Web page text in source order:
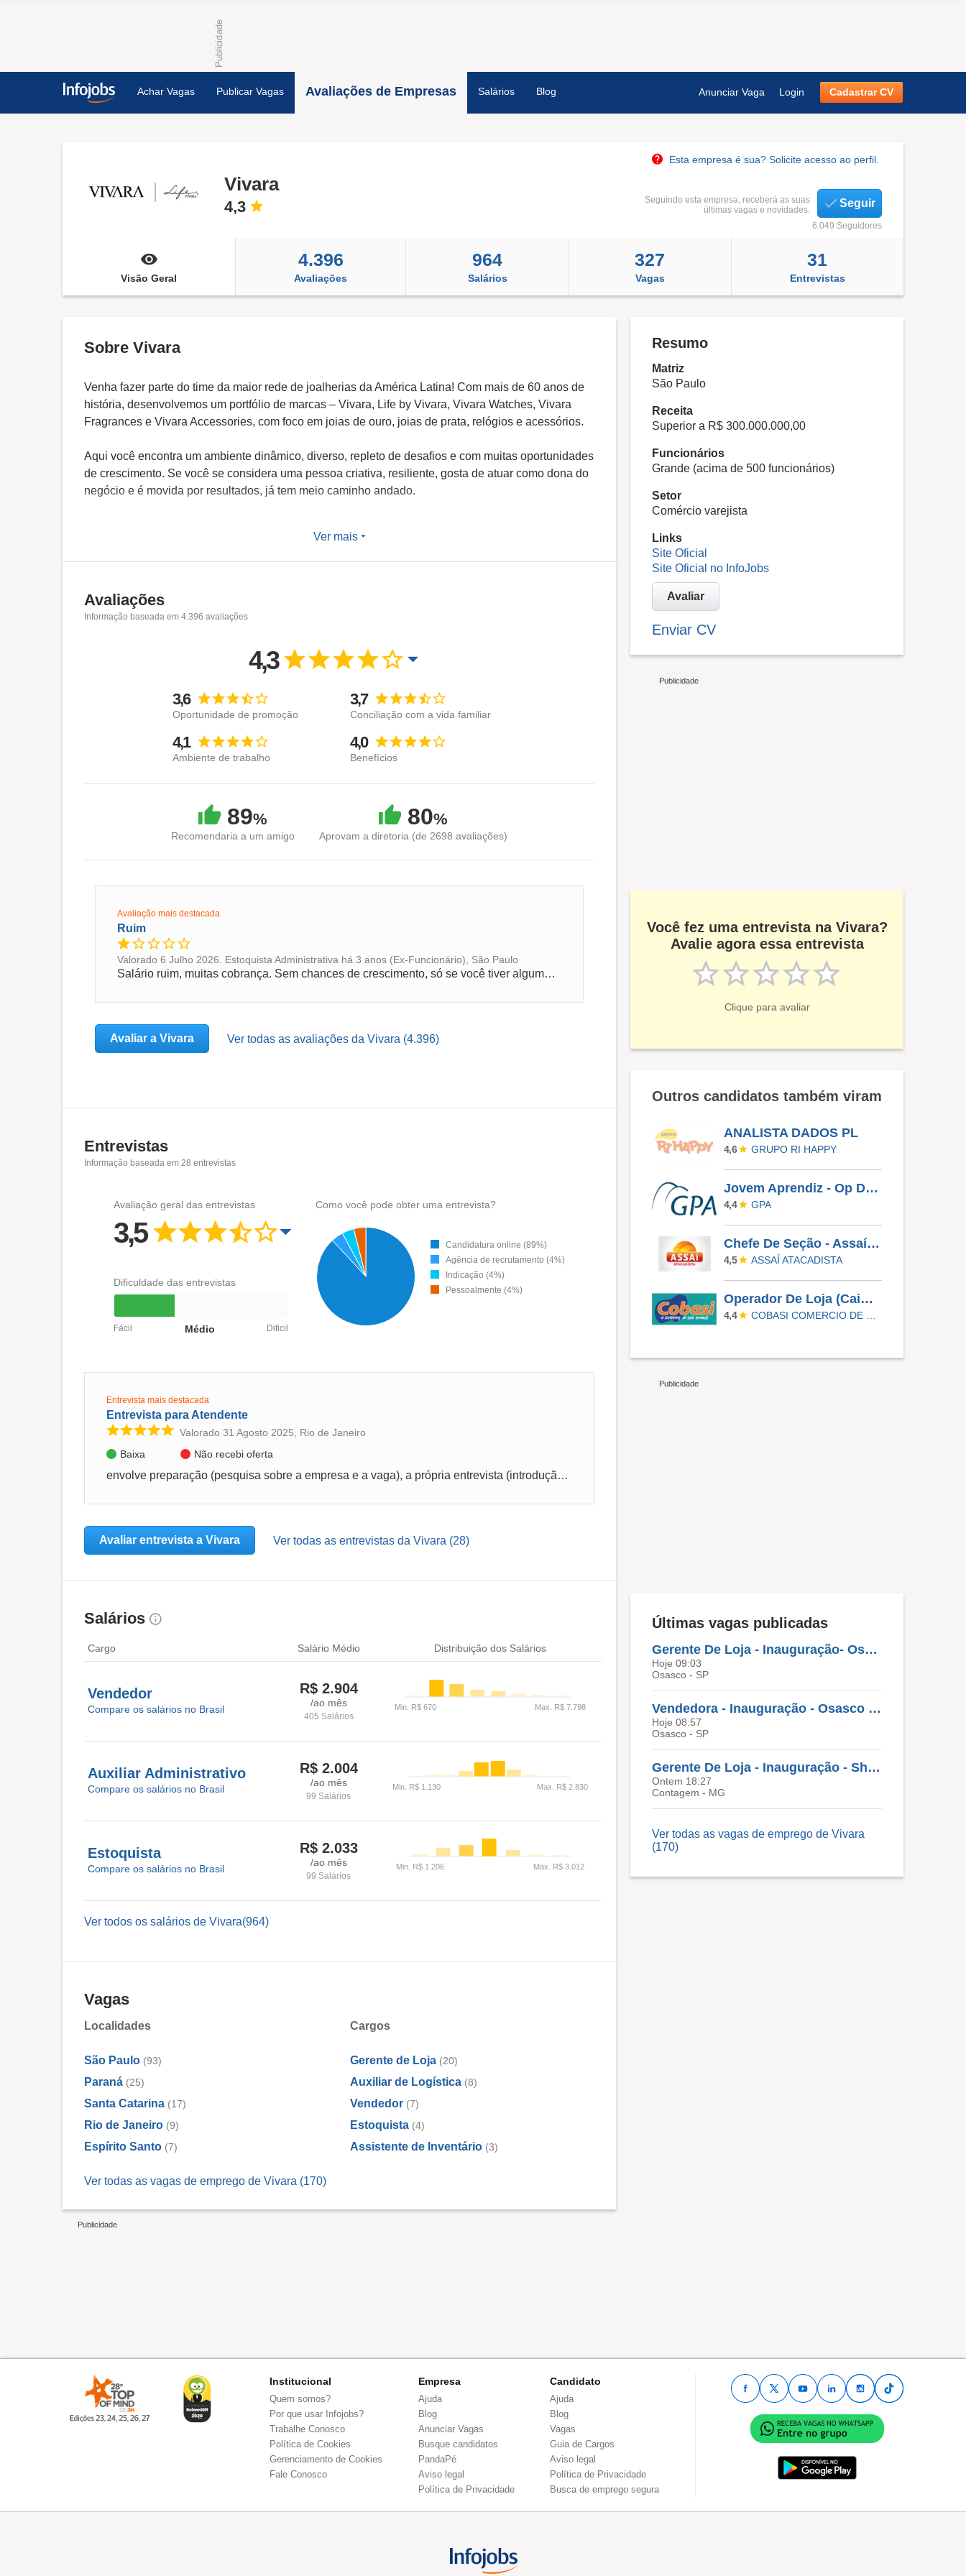
Achar Vagas Publicar Vagas Avaliações de Empresas Salários Blog Anunciar Vaga Login Cadastrar CV
Esta empresa é sua? Solicite acesso ao perfil.
Vivara
4,3
Seguindo esta empresa, receberá as suas
últimas vagas e novidades.
Seguir
6.049 Seguidores
Visão Geral
4.396
Avaliações
964
Salários
327
Vagas
31
Entrevistas
Sobre Vivara
Venha fazer parte do time da maior rede de joalherias da América Latina! Com mais de 60 anos de
história, desenvolvemos um portfólio de marcas – Vivara, Life by Vivara, Vivara Watches, Vivara
Fragrances e Vivara Accessories, com foco em joias de ouro, joias de prata, relógios e acessórios.
Aqui você encontra um ambiente dinâmico, diverso, repleto de desafios e com muitas oportunidades
de crescimento. Se você se considera uma pessoa criativa, resiliente, gosta de atuar como dona do
negócio e é movida por resultados, já tem meio caminho andado.
Na Vivara, acreditamos na inclusão e na diversidade, e as apoiamos em todas as suas formas de
expressão para construir um lugar em que todas as pessoas se sintam bem-vindas. Recriminamos
gênero, cor, etnia, deficiência ou religião.
Ser a marca mais desejada da América Latina para celebrar momentos especiais.
Existimos para fascinar os novos clientes, oferecendo a melhor experiência na escolha do presente
Ver mais
Avaliações
Informação baseada em 4.396 avaliações
4,3
3,6
Oportunidade de promoção
3,7
Conciliação com a vida familiar
4,1
Ambiente de trabalho
4,0
Benefícios
89%
Recomendaria a um amigo
80%
Aprovam a diretoria (de 2698 avaliações)
Avaliação mais destacada
Ruim
Valorado 6 Julho 2026. Estoquista Administrativa há 3 anos (Ex-Funcionário), São Paulo
Salário ruim, muitas cobrança. Sem chances de crescimento, só se você tiver alguma faculdade. Caso contrário você não é visto nem lembrado.
Avaliar a Vivara Ver todas as avaliações da Vivara (4.396)
Entrevistas
Informação baseada em 28 entrevistas
Avaliação geral das entrevistas
3,5
Dificuldade das entrevistas
Fácil Médio Dificil
Como você pode obter uma entrevista?
Candidatura online (89%)
Agência de recrutamento (4%)
Indicação (4%)
Pessoalmente (4%)
Entrevista mais destacada
Entrevista para Atendente
Valorado 31 Agosto 2025, Rio de Janeiro
Baixa
Não recebi oferta
envolve preparação (pesquisa sobre a empresa e a vaga), a própria entrevista (introdução, desenvolvimento com perguntas sobre experiência e...
Avaliar entrevista a Vivara Ver todas as entrevistas da Vivara (28)
Salários
Cargo Salário Médio Distribuição dos Salários
Vendedor
Compare os salários no Brasil
R$ 2.904
/ao mês
405 Salários
Auxiliar Administrativo
Compare os salários no Brasil
R$ 2.004
/ao mês
99 Salários
Estoquista
Compare os salários no Brasil
R$ 2.033
/ao mês
99 Salários
Ver todos os salários de Vivara(964)
Vagas
Localidades
São Paulo (93)
Paraná (25)
Santa Catarina (17)
Rio de Janeiro (9)
Espírito Santo (7)
Cargos
Gerente de Loja (20)
Auxiliar de Logística (8)
Vendedor (7)
Estoquista (4)
Assistente de Inventário (3)
Ver todas as vagas de emprego de Vivara (170)
Resumo
Matriz
São Paulo
Receita
Superior a R$ 300.000.000,00
Funcionários
Grande (acima de 500 funcionários)
Setor
Comércio varejista
Links
Site Oficial
Site Oficial no InfoJobs
Avaliar
Enviar CV
Você fez uma entrevista na Vivara?
Avalie agora essa entrevista
Clique para avaliar
Outros candidatos também viram
ANALISTA DADOS PL
4,6 GRUPO RI HAPPY
Jovem Aprendiz - Op De Caixa - Extra Itapetininga
4,4 GPA
Chefe De Seção - Assaí Digital
4,5 ASSAÍ ATACADISTA
Operador De Loja (Caixa/Repositor) - Cobasi Assaí Anhanguera
4,4
Últimas vagas publicadas
Gerente De Loja - Inauguração- Osasco Plaza Shopping - Osasco/SP
Hoje 09:03
Osasco - SP
Vendedora - Inauguração - Osasco Plaza Shopping - Osasco/SP
Hoje 08:57
Osasco - SP
Gerente De Loja - Inauguração - Shopping Contagem - Contagem/MG
Ontem 18:27
Contagem - MG
Ver todas as vagas de emprego de Vivara
(170)
Institucional
Quem somos?
Por que usar Infojobs?
Trabalhe Conosco
Política de Cookies
Gerenciamento de Cookies
Fale Conosco
Empresa
Ajuda
Blog
Anunciar Vagas
Busque candidatos
PandaPé
Aviso legal
Política de Privacidade
Candidato
Ajuda
Blog
Vagas
Guia de Cargos
Aviso legal
Política de Privacidade
Busca de emprego segura